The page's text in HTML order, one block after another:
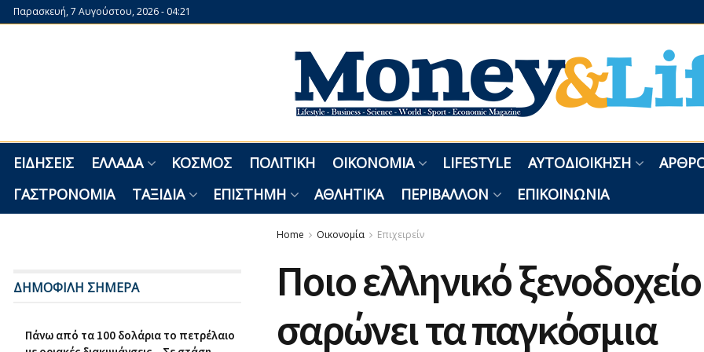
Παρασκευή, 7 Αυγούστου, 2026 - 04:21
ΕΙΔΉΣΕΙΣ ΕΛΛΆΔΑ ΚΌΣΜΟΣ ΠΟΛΙΤΙΚΉ ΟΙΚΟΝΟΜΊΑ LIFESTYLE ΑΥΤΟΔΙΟΊΚΗΣΗ
ΓΑΣΤΡΟΝΟΜΊΑ
ΤΑΞΊΔΙΑ ΕΠΙΣΤΉΜΗ ΑΘΛΗΤΙΚΆ ΠΕΡΙΒΆΛΛΟΝ ΕΠΙΚΟΙΝΩΝΊΑ
Home Οικονομία Επιχειρείν
Ποιο ελληνικό ξενοδοχείο
σαρώνει τα παγκόσμια
ΔΗΜΟΦΙΛΗ ΣΗΜΕΡΑ
Πάνω από τα 100 δολάρια το πετρέλαιο